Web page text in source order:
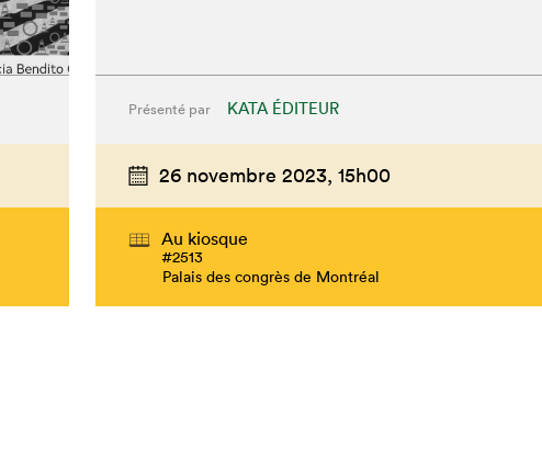
Présenté par KATA ÉDITEUR
26 novembre 2023, 15h00
Au kiosque
#2513
Palais des congrès de Montréal